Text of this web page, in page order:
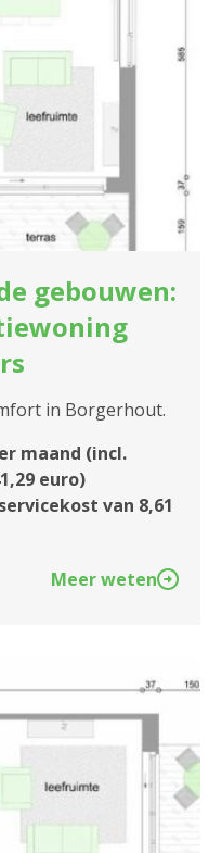
gebouwen:
in Borgerhout.
maand (incl.
euro)
van 8,61
Meer weten